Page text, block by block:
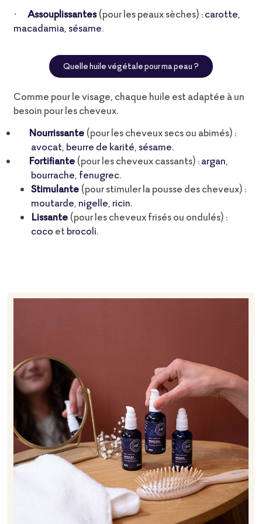
· Assouplissantes (pour les peaux sèches) :carotte,
macadamia, sésame.
Quelle huile végétale pour ma peau ?
Comme pour le visage, chaque huile est adaptée à un
besoin pour les cheveux.
Nourrissante (pour les cheveux secs ou abimés) :
avocat, beurre de karité, sésame.
Fortifiante(pour les cheveux cassants) :argan,
bourrache, fenugrec.
Stimulante (pour stimuler la pousse des cheveux) :
moutarde, nigelle, ricin.
Lissante (pour les cheveux frisés ou ondulés) :
coco etbrocoli.